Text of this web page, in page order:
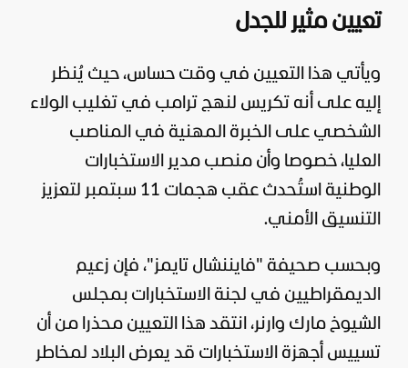
تعيين مثير للجدل
ويأتي هذا التعيين في وقت حساس، حيث يُنظر
إليه على أنه تكريس لنهج ترامب في تغليب الولاء
الشخصي على الخبرة المهنية في المناصب
العليا، خصوصا وأن منصب مدير الاستخبارات
الوطنية استُحدث عقب هجمات 11 سبتمبر لتعزيز
التنسيق الأمني.
وبحسب صحيفة "فايننشال تايمز"، فإن زعيم
الديمقراطيين في لجنة الاستخبارات بمجلس
الشيوخ مارك وارنر، انتقد هذا التعيين محذرا من أن
تسييس أجهزة الاستخبارات قد يعرض البلاد لمخاطر